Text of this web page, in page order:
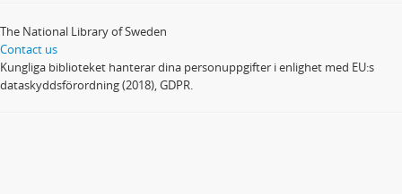
The National Library of Sweden
Contact us
Kungliga biblioteket hanterar dina personuppgifter i enlighet med EU:s
dataskyddsförordning (2018), GDPR.